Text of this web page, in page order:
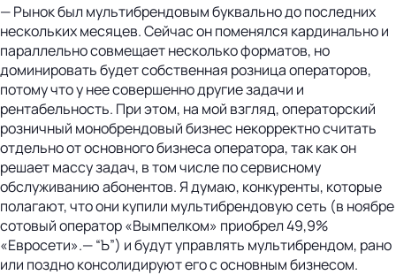
— Рынок был мультибрендовым буквально до последних
нескольких месяцев. Сейчас он поменялся кардинально и
параллельно совмещает несколько форматов, но
доминировать будет собственная розница операторов,
потому что у нее совершенно другие задачи и
рентабельность. При этом, на мой взгляд, операторский
розничный монобрендовый бизнес некорректно считать
отдельно от основного бизнеса оператора, так как он
решает массу задач, в том числе по сервисному
обслуживанию абонентов. Я думаю, конкуренты, которые
полагают, что они купили мультибрендовую сеть (в ноябре
сотовый оператор «Вымпелком» приобрел 49,9%
«Евросети».— “Ъ”) и будут управлять мультибрендом, рано
или поздно консолидируют его с основным бизнесом.